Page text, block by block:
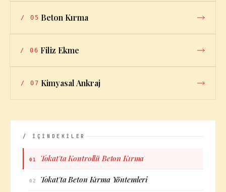
/ 05 Beton Kırma
/ 06 Filiz Ekme
/ 07 Kimyasal Ankraj
/ İÇİNDEKİLER
01 Tokat'ta Kontrollü Beton Kırma
02 Tokat'ta Beton Kırma Yöntemleri